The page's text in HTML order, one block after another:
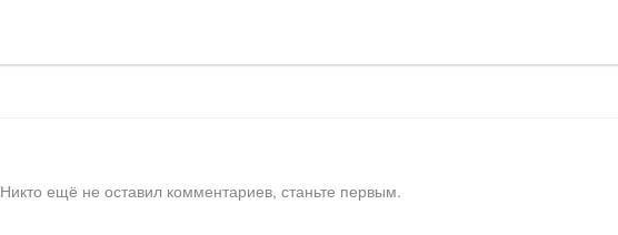
Никто ещё не оставил комментариев, станьте первым.